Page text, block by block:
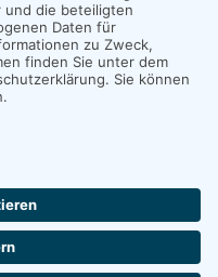
NÄCHSTER BEITRAG